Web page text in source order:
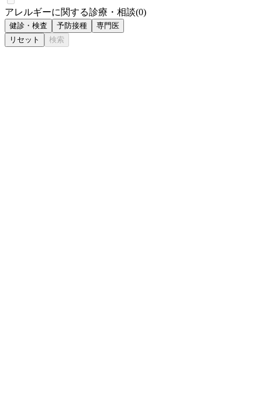
アレルギーに関する診療・相談(0)
健診・検査 予防接種
専門医
リセット
検索